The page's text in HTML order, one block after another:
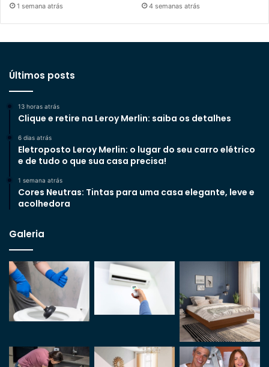
1 semana atrás 4 semanas atrás
Últimos posts
13 horas atrás
Clique e retire na Leroy Merlin: saiba os detalhes
6 dias atrás
Eletroposto Leroy Merlin: o lugar do seu carro elétrico
e de tudo o que sua casa precisa!
1 semana atrás
Cores Neutras: Tintas para uma casa elegante, leve e
acolhedora
Galeria